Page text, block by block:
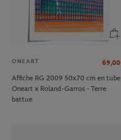
ONEART 69,00
Affiche RG 2009 50x70 cm en tube
Oneart x Roland-Garros - Terre
battue